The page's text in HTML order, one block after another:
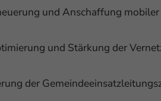
und Anschaffung
und Stärkung der
der